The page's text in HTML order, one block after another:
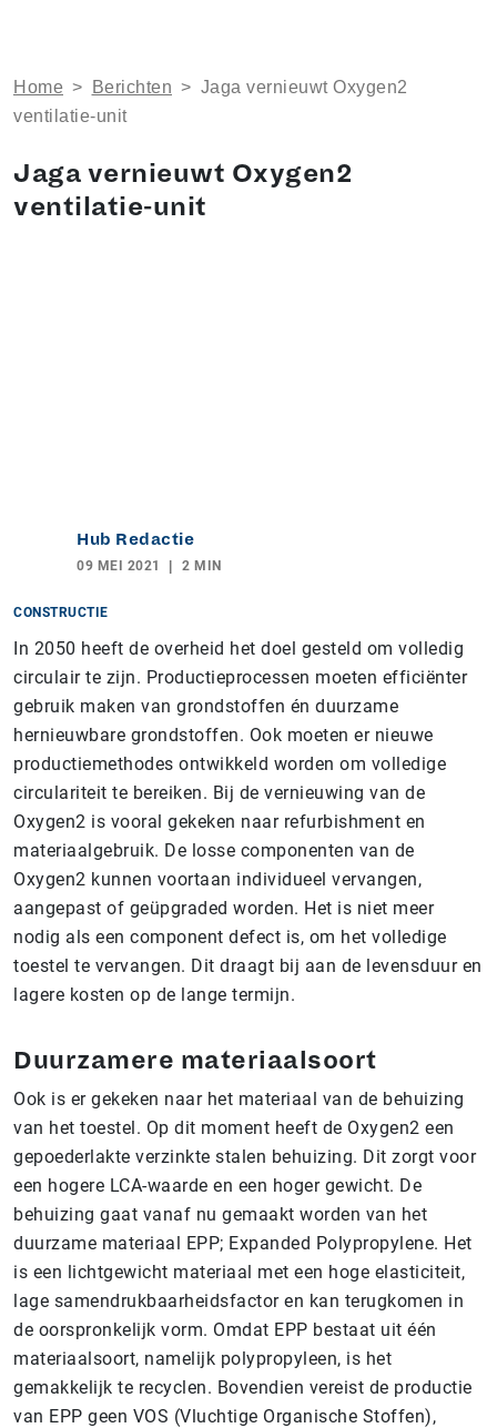
Home > Berichten > Jaga vernieuwt Oxygen2
ventilatie-unit
Jaga vernieuwt Oxygen2
ventilatie-unit
Hub Redactie
09 MEI 2021 2 MIN
CONSTRUCTIE
In 2050 heeft de overheid het doel gesteld om volledig
circulair te zijn. Productieprocessen moeten efficiënter
gebruik maken van grondstoffen én duurzame
hernieuwbare grondstoffen. Ook moeten er nieuwe
productiemethodes ontwikkeld worden om volledige
circulariteit te bereiken. Bij de vernieuwing van de
Oxygen2 is vooral gekeken naar refurbishment en
materiaalgebruik. De losse componenten van de
Oxygen2 kunnen voortaan individueel vervangen,
aangepast of geüpgraded worden. Het is niet meer
nodig als een component defect is, om het volledige
toestel te vervangen. Dit draagt bij aan de levensduur en
lagere kosten op de lange termijn.
Duurzamere materiaalsoort
Ook is er gekeken naar het materiaal van de behuizing
van het toestel. Op dit moment heeft de Oxygen2 een
gepoederlakte verzinkte stalen behuizing. Dit zorgt voor
een hogere LCA-waarde en een hoger gewicht. De
behuizing gaat vanaf nu gemaakt worden van het
duurzame materiaal EPP; Expanded Polypropylene. Het
is een lichtgewicht materiaal met een hoge elasticiteit,
lage samendrukbaarheidsfactor en kan terugkomen in
de oorspronkelijk vorm. Omdat EPP bestaat uit één
materiaalsoort, namelijk polypropyleen, is het
gemakkelijk te recyclen. Bovendien vereist de productie
van EPP geen VOS (Vluchtige Organische Stoffen),